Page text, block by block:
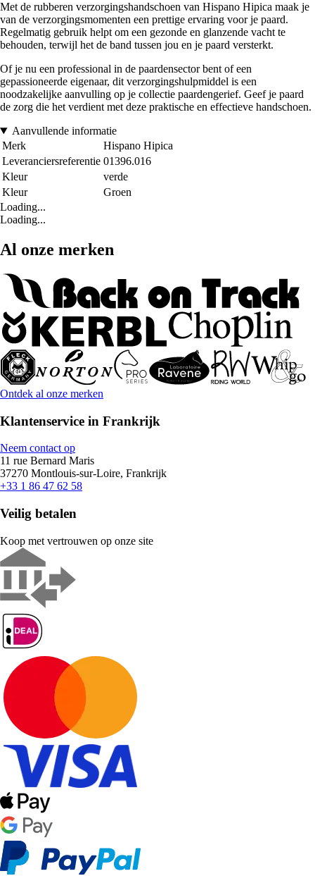
Met de rubberen verzorgingshandschoen van Hispano Hipica maak je
van de verzorgingsmomenten een prettige ervaring voor je paard.
Regelmatig gebruik helpt om een gezonde en glanzende vacht te
behouden, terwijl het de band tussen jou en je paard versterkt.
Of je nu een professional in de paardensector bent of een
gepassioneerde eigenaar, dit verzorgingshulpmiddel is een
noodzakelijke aanvulling op je collectie paardengerief. Geef je paard
de zorg die het verdient met deze praktische en effectieve handschoen.
Aanvullende informatie
Merk
Hispano Hipica
Leveranciersreferentie 01396.016
Kleur
verde
Kleur
Groen
Loading...
Loading...
Al onze merken
Ontdek al onze merken
Klantenservice in Frankrijk
Neem contact op
11 rue Bernard Maris
37270 Montlouis-sur-Loire, Frankrijk
+33 1 86 47 62 58
Veilig betalen
Koop met vertrouwen op onze site